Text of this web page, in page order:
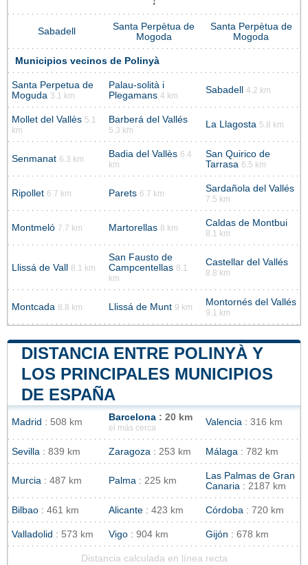
Sabadell
Santa Perpètua de
Mogoda
Santa Perpètua de
Mogoda
Municipios vecinos de Polinyà
Santa Perpetua de
Moguda 3.1 km
Palau-solità i
Plegamans 4 km
Sabadell 4.2 km
Mollet del Vallès 5.1
km
Barberá del Vallés
5.3 km
La Llagosta 5.8 km
Senmanat 6.3 km Badia del Vallès 6.4
km
San Quirico de
Tarrasa 6.5 km
Ripollet 6.7 km Parets 6.7 km Sardañola del Vallés
7.5 km
Montmeló 7.7 km Martorellas 8 km Caldas de Montbui
8.1 km
Llissá de Vall 8.1 km
San Fausto de
Campcentellas 8.1
km
Castellar del Vallés
8.8 km
Montcada 8.8 km Llissá de Munt 9 km Montornés del Vallés
9.1 km
DISTANCIA ENTRE POLINYÀ Y
LOS PRINCIPALES MUNICIPIOS
DE ESPAÑA
Madrid : 508 km Barcelona : 20 km
el más cerca
Valencia : 316 km
Sevilla : 839 km Zaragoza : 253 km Málaga : 782 km
Murcia : 487 km Palma : 225 km
Las Palmas de Gran
Canaria : 2187 km
Bilbao : 461 km Alicante : 423 km Córdoba : 720 km
Valladolid : 573 km Vigo : 904 km Gijón : 678 km
Distancia calculada en línea recta